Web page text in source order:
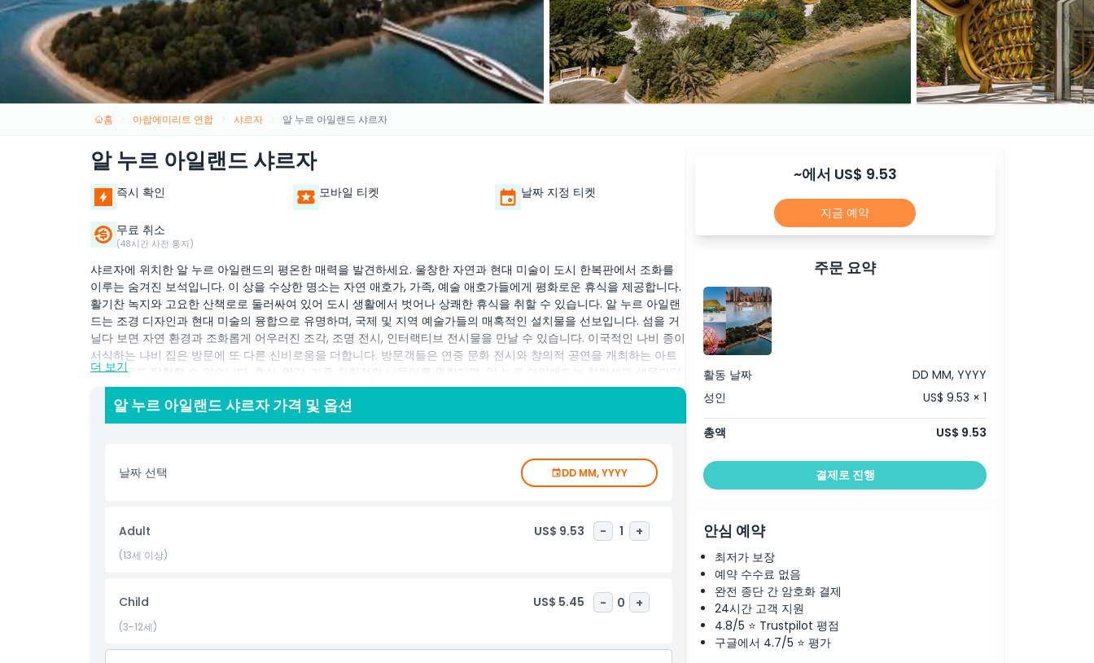
홈 아랍에미리트 연합 샤르자 알 누르 아일랜드 샤르자
알 누르 아일랜드 샤르자
즉시 확인 모바일 티켓 날짜 지정 티켓
무료 취소
(48시간 사전 통지)
샤르자에 위치한 알 누르 아일랜드의 평온한 매력을 발견하세요. 울창한 자연과 현대 미술이 도시 한복판에서 조화를
이루는 숨겨진 보석입니다. 이 상을 수상한 명소는 자연 애호가, 가족, 예술 애호가들에게 평화로운 휴식을 제공합니다.
활기찬 녹지와 고요한 산책로로 둘러싸여 있어 도시 생활에서 벗어나 상쾌한 휴식을 취할 수 있습니다. 알 누르 아일랜
드는 조경 디자인과 현대 미술의 융합으로 유명하며, 국제 및 지역 예술가들의 매혹적인 설치물을 선보입니다. 섬을 거
닐다 보면 자연 환경과 조화롭게 어우러진 조각, 조명 전시, 인터랙티브 전시물을 만날 수 있습니다. 이국적인 나비 종이
서식하는 나비 집은 방문에 또 다른 신비로움을 더합니다. 방문객들은 연중 문화 전시와 창의적 공연을 개최하는 아트
파빌리온도 탐험할 수 있습니다. 휴식, 영감, 가족 친화적인 나들이를 원한다면, 알 누르 아일랜드는 창의성과 생물다양
성을 기념하는 독특한 경험을 제공합니다.
샤르자 중심부에서 쉽게 접근할 수 있는 이 생태문화 명소는 자연, 예술, 웰빙을 한 곳에서 즐기고자 하는 모든 이에게
포함 사항
포함되지 않는 사항
더 보기
알 누르 아일랜드 샤르자 가격 및 옵션
날짜 선택 DD MM, YYYY
Adult US$ 9.53 - 1 +
(13세 이상)
Child US$ 5.45 - 0 +
(3-12세)
~에서 US$ 9.53
지금 예약
주문 요약
활동 날짜
DD MM, YYYY
성인
US$ 9.53 × 1
총액 US$ 9.53
결제로 진행
안심 예약
최저가 보장
예약 수수료 없음
완전 종단 간 암호화 결제
24시간 고객 지원
4.8/5 ⭐ Trustpilot 평점
구글에서 4.7/5 ⭐ 평가